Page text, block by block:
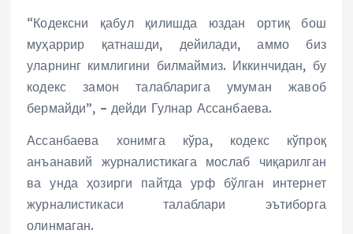
“Кодексни қабул қилишда юздан ортиқ бош
муҳаррир қатнашди, дейилади, аммо биз
уларнинг кимлигини билмаймиз. Иккинчидан, бу
кодекс замон талабларига умуман жавоб
бермайди”, – дейди Гулнар Ассанбаева.
Ассанбаева хонимга кўра, кодекс кўпроқ
анъанавий журналистикага мослаб чиқарилган
ва унда ҳозирги пайтда урф бўлган интернет
журналистикаси талаблари эътиборга
олинмаган.